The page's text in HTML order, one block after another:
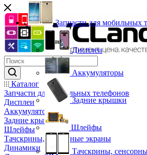
Каталог
Запчасти для мобильных телефонов
Дисплеи
Аккумуляторы
Задние крышки
Шлейфы
Тачскрины, сенсорные экраны
Динамики
Запчасти для мобильных
Дисплеи
Аккумуляторы
Задние крышки
Шлейфы
Тачскрины,